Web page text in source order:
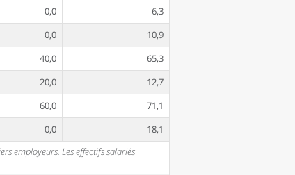
0,0
6,3
0,0
10,9
40,0
65,3
20,0
12,7
60,0
71,1
0,0
18,1
employeurs. Les effectifs salariés